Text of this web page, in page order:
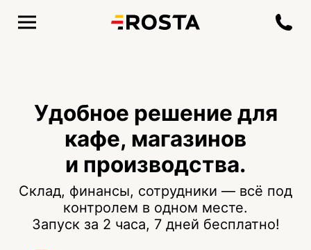
Удобное решение для
кафе, магазинов
и производства.
Склад, финансы, сотрудники — всё под
контролем в одном месте.
Запуск за 2 часа, 7 дней бесплатно!